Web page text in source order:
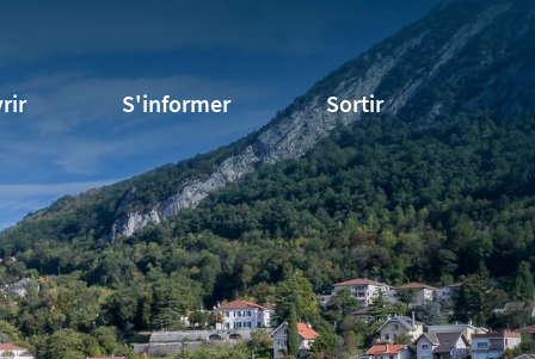
S'informer Sortir